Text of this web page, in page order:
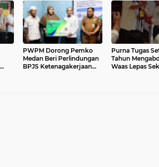
PWPM Dorong Pemko
Medan Beri Perlindungan
BPJS Ketenagakerjaan
Purna Tugas
Tahun
Waas Lepas